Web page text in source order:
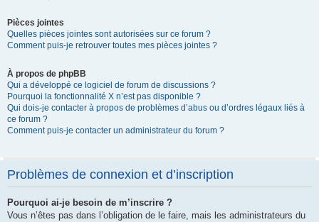
Pièces jointes
Quelles pièces jointes sont autorisées sur ce forum ?
Comment puis-je retrouver toutes mes pièces jointes ?
À propos de phpBB
Qui a développé ce logiciel de forum de discussions ?
Pourquoi la fonctionnalité X n’est pas disponible ?
Qui dois-je contacter à propos de problèmes d’abus ou d’ordres légaux liés à
ce forum ?
Comment puis-je contacter un administrateur du forum ?
Problèmes de connexion et d’inscription
Pourquoi ai-je besoin de m’inscrire ?
Vous n’êtes pas dans l’obligation de le faire, mais les administrateurs du